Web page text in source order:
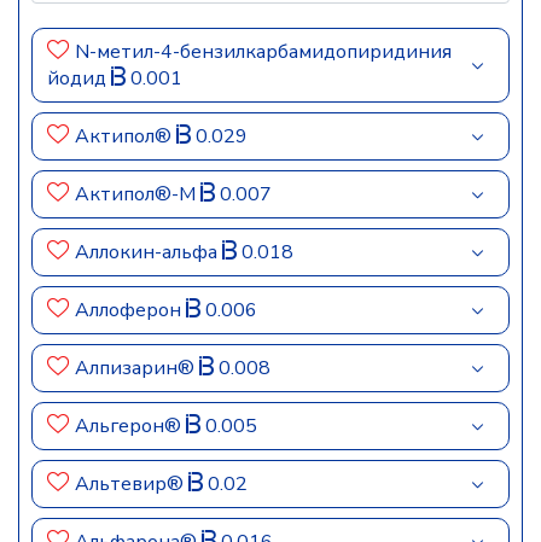
N-метил-4-бензилкарбамидопиридиния
йодид
0.001
Актипол® 0.029
Актипол®-М 0.007
Аллокин-альфа 0.018
Аллоферон 0.006
Алпизарин® 0.008
Альгерон® 0.005
Альтевир® 0.02